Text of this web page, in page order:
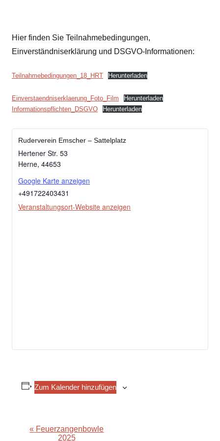
Hier finden Sie Teilnahmebedingungen,
Einverständniserklärung und DSGVO-Informationen:
Teilnahmebedingungen_18_HRT Herunterladen
Einverstaendniserklaerung_Foto_Film
Herunterladen
Informationspflichten_DSGVO
Herunterladen
Ruderverein Emscher – Sattelplatz
Hertener Str. 53
Herne, 44653
Google Karte anzeigen
+491722403431
Veranstaltungsort-Website anzeigen
Zum Kalender hinzufügen
Veranstaltung-
« Feuerzangenbowle
2025